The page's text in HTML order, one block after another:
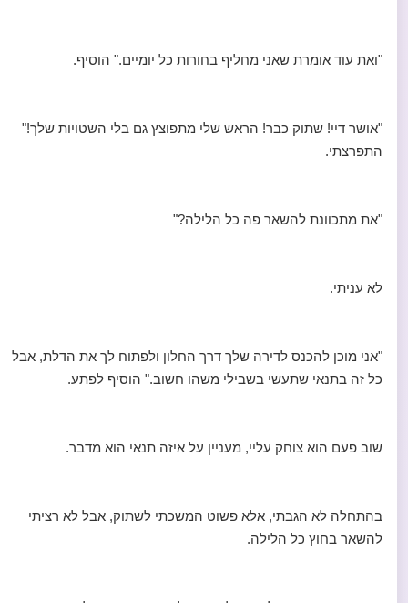
"ואת עוד אומרת שאני מחליף בחורות כל יומיים." הוסיף.
"אושר דיי! שתוק כבר! הראש שלי מתפוצץ גם בלי השטויות שלך!"
התפרצתי.
"את מתכוונת להשאר פה כל הלילה?"
לא עניתי.
"אני מוכן להכנס לדירה שלך דרך החלון ולפתוח לך את הדלת, אבל
כל זה בתנאי שתעשי בשבילי משהו חשוב." הוסיף לפתע.
שוב פעם הוא צוחק עליי, מעניין על איזה תנאי הוא מדבר.
בהתחלה לא הגבתי, אלא פשוט המשכתי לשתוק, אבל לא רציתי
להשאר בחוץ כל הלילה.